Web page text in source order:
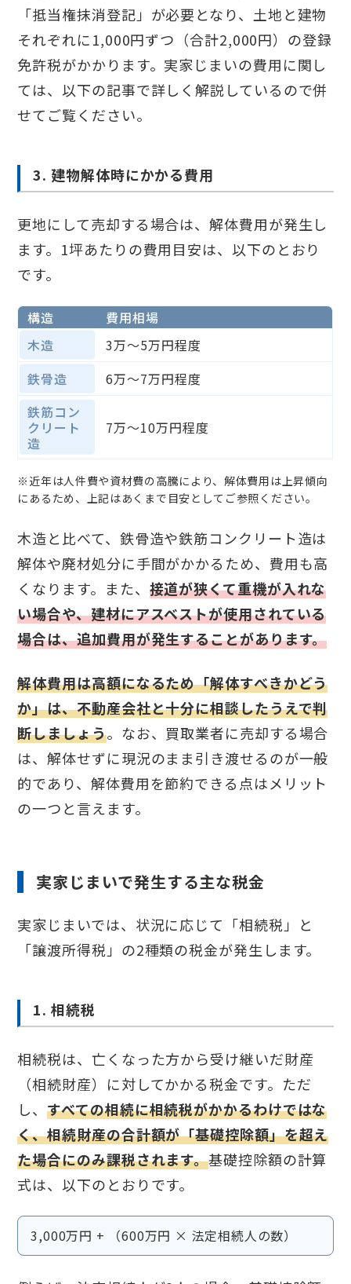
「抵当権抹消登記」が必要となり、土地と建物
それぞれに1,000円ずつ（合計2,000円）の登録
免許税がかかります。実家じまいの費用に関し
ては、以下の記事で詳しく解説しているので併
せてご覧ください。
3. 建物解体時にかかる費用
更地にして売却する場合は、解体費用が発生し
ます。1坪あたりの費用目安は、以下のとおり
です。
構造
費用相場
木造
3万〜5万円程度
鉄骨造
6万〜7万円程度
鉄筋コン
クリート
造
7万〜10万円程度
※近年は人件費や資材費の高騰により、解体費用は上昇傾向
にあるため、上記はあくまで目安としてご参照ください。
木造と比べて、鉄骨造や鉄筋コンクリート造は
解体や廃材処分に手間がかかるため、費用も高
くなります。また、 接道が狭くて重機が入れな
い場合や、建材にアスベストが使用されている
場合は、追加費用が発生することがあります。
解体費用は高額になるため「解体すべきかどう
か」は、不動産会社と十分に相談したうえで判
断しましょう。なお、買取業者に売却する場合
は、解体せずに現況のまま引き渡せるのが一般
的であり、解体費用を節約できる点はメリット
の一つと言えます。
実家じまいで発生する主な税金
実家じまいでは、状況に応じて「相続税」と
「譲渡所得税」の2種類の税金が発生します。
1. 相続税
相続税は、亡くなった方から受け継いだ財産
（相続財産）に対してかかる税金です。ただ
し、すべての相続に相続税がかかるわけではな
く、相続財産の合計額が「基礎控除額」を超え
た場合にのみ課税されます。基礎控除額の計算
式は、以下のとおりです。
3,000万円 + （600万円 × 法定相続人の数）